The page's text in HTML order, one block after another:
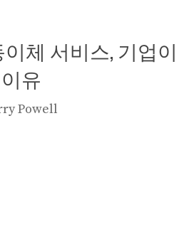
이체 서비스, 기업이
유
Powell